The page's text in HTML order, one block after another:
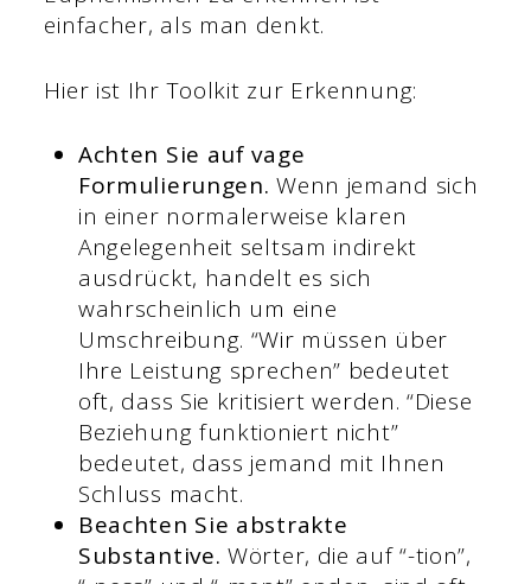
einfacher, als man denkt.
Hier ist Ihr Toolkit zur Erkennung:
Achten Sie auf vage
Formulierungen. Wenn jemand sich
in einer normalerweise klaren
Angelegenheit seltsam indirekt
ausdrückt, handelt es sich
wahrscheinlich um eine
Umschreibung. “Wir müssen über
Ihre Leistung sprechen” bedeutet
oft, dass Sie kritisiert werden. “Diese
Beziehung funktioniert nicht”
bedeutet, dass jemand mit Ihnen
Schluss macht.
Beachten Sie abstrakte
Substantive. Wörter, die auf “-tion”,